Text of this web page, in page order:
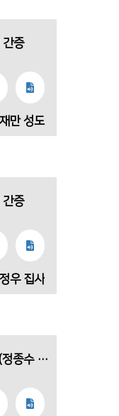
증
만 성도
증
우 집사
[2026 봄 행복한 사람들의 축제] 공연(정종수 교수)